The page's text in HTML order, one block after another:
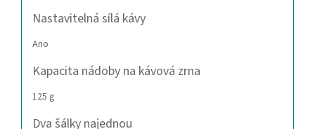
Nastavitelná sílá kávy
Ano
Kapacita nádoby na kávová zrna
125 g
Dva šálky najednou